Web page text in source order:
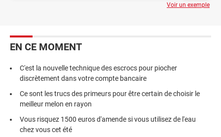
Voir un exemple
EN CE MOMENT
C'est la nouvelle technique des escrocs pour piocher
discrètement dans votre compte bancaire
Ce sont les trucs des primeurs pour être certain de choisir le
meilleur melon en rayon
Vous risquez 1500 euros d'amende si vous utilisez de l'eau
chez vous cet été